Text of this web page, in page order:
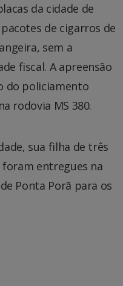
da cidade de
de cigarros de
sem a
fiscal. A apreensão
do policiamento
rodovia MS 380.
sua filha de três
foram entregues na
Ponta Porã para os